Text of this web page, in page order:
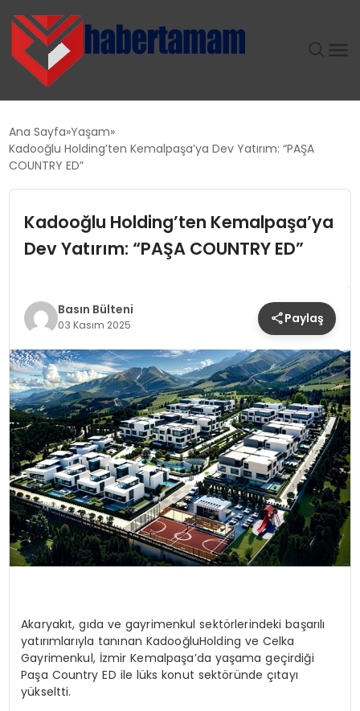
TEKNOLOJI
SAĞLIK
MAGAZIN
SIYASET
EĞITIM
YAŞAM
Ana Sayfa Yaşam
Kadooğlu Holding’ten Kemalpaşa’ya Dev Yatırım: “PAŞA
COUNTRY ED”
Kadooğlu Holding’ten Kemalpaşa’ya
Dev Yatırım: “PAŞA COUNTRY ED”
Basın Bülteni
03 Kasım 2025 Paylaş
Akaryakıt, gıda ve gayrimenkul sektörlerindeki başarılı
yatırımlarıyla tanınan KadooğluHolding ve Celka
Gayrimenkul, İzmir Kemalpaşa’da yaşama geçirdiği
Paşa Country ED ile lüks konut sektöründe çıtayı
yükseltti.